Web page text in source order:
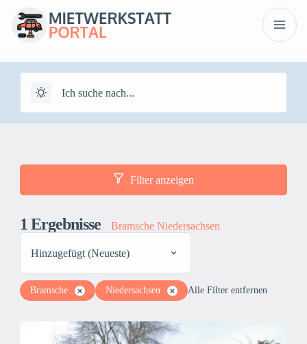
Filter anzeigen
1 Ergebnisse Bramsche Niedersachsen
Hinzugefügt (Neueste)
Bramsche Niedersachsen Alle Filter entfernen